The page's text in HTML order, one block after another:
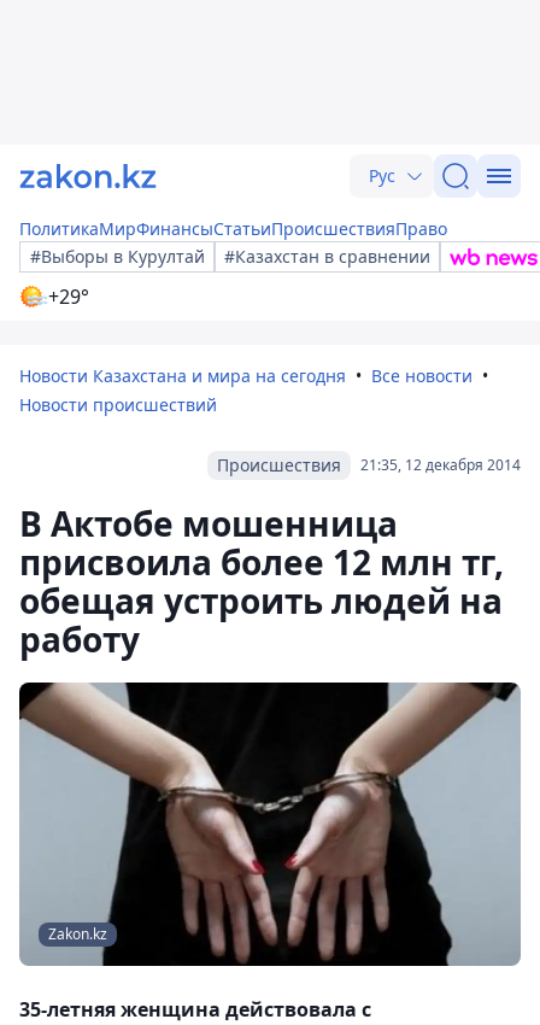
Рус
ПолитикаМирФинансыСтатьиПроисшествияПраво
#Выборы в Курултай
#Казахстан в сравнении
+29°
Новости Казахстана и мира на сегодня
Все новости
Новости происшествий
21:35, 12 декабря 2014
Происшествия
В Актобе мошенница
присвоила более 12 млн тг,
обещая устроить людей на
работу
Zakon.kz
35-летняя женщина действовала с